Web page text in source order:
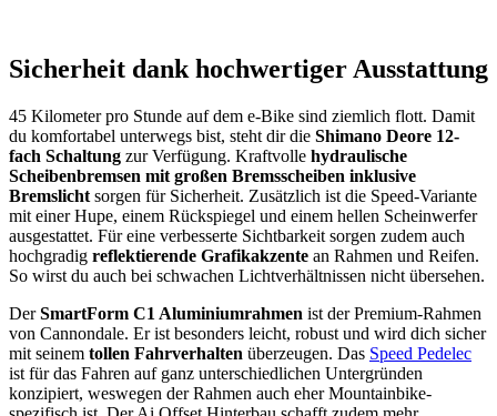
Sicherheit dank hochwertiger Ausstattung
45 Kilometer pro Stunde auf dem e-Bike sind ziemlich flott. Damit
du komfortabel unterwegs bist, steht dir die Shimano Deore 12-
fach Schaltung zur Verfügung. Kraftvolle hydraulische
Scheibenbremsen mit großen Bremsscheiben inklusive
Bremslicht sorgen für Sicherheit. Zusätzlich ist die Speed-Variante
mit einer Hupe, einem Rückspiegel und einem hellen Scheinwerfer
ausgestattet. Für eine verbesserte Sichtbarkeit sorgen zudem auch
hochgradig reflektierende Grafikakzente an Rahmen und Reifen.
So wirst du auch bei schwachen Lichtverhältnissen nicht übersehen.
DerSmartForm C1 Aluminiumrahmen ist der Premium-Rahmen
von Cannondale. Er ist besonders leicht, robust und wird dich sicher
mit seinem tollen Fahrverhalten überzeugen. Das Speed Pedelec
ist für das Fahren auf ganz unterschiedlichen Untergründen
konzipiert, weswegen der Rahmen auch eher Mountainbike-